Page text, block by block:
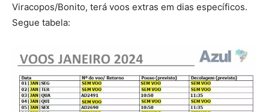
Viracopos/Bonito, terá voos extras em dias específicos.
Segue tabela: